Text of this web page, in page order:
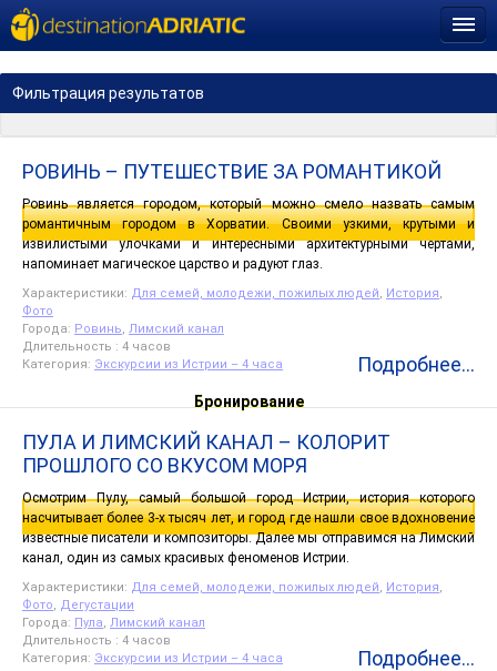
Фильтрация результатов
РОВИНЬ – ПУТЕШЕСТВИЕ ЗА РОМАНТИКОЙ
Ровинь является городом, который можно смело назвать самым
романтичным городом в Хорватии. Своими узкими, крутыми и
извилистыми улочками и интересными архитектурными чертами,
напоминает магическое царство и радуют глаз.
Характеристики: Для семей, молодежи, пожилых людей, История,
Фото
Города: Ровинь, Лимский канал
Длительность : 4 часов
Категория: Экскурсии из Истрии – 4 часа Подробнее...
Бронирование
ПУЛА И ЛИМСКИЙ КАНАЛ – КОЛОРИТ
ПРОШЛОГО СО ВКУСОМ МОРЯ
Осмотрим Пулу, самый большой город Истрии, история которого
насчитывает более 3-х тысяч лет, и город где нашли свое вдохновение
известные писатели и композиторы. Далее мы отправимся на Лимский
канал, один из самых красивых феноменов Истрии.
Характеристики: Для семей, молодежи, пожилых людей, История,
Фото, Дегустации
Города: Пула, Лимский канал
Длительность : 4 часов
Категория: Экскурсии из Истрии – 4 часа Подробнее...